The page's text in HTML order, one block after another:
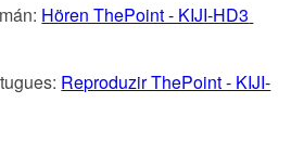
Hören ThePoint - KIJI-HD3
Reproduzir ThePoint - KIJI-